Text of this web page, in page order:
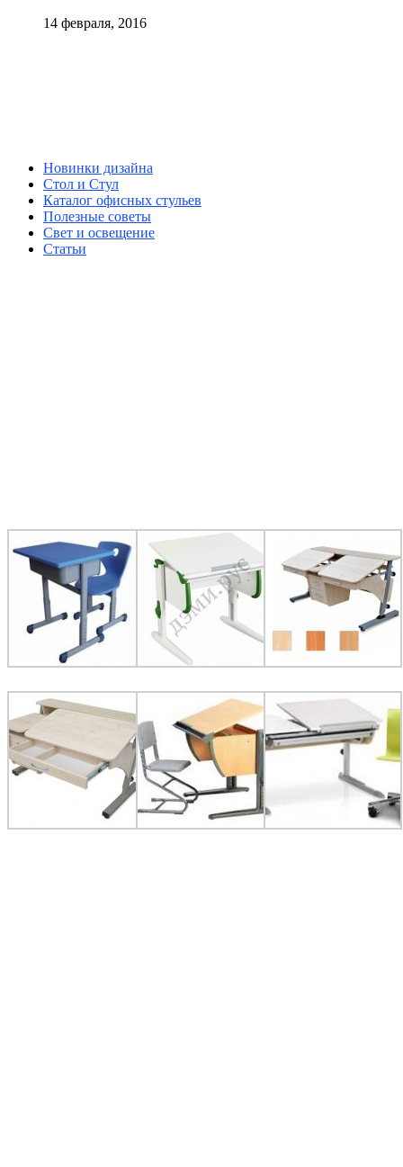
14 февраля, 2016
Новинки дизайна
Стол и Стул
Каталог офисных стульев
Полезные советы
Свет и освещение
Статьи